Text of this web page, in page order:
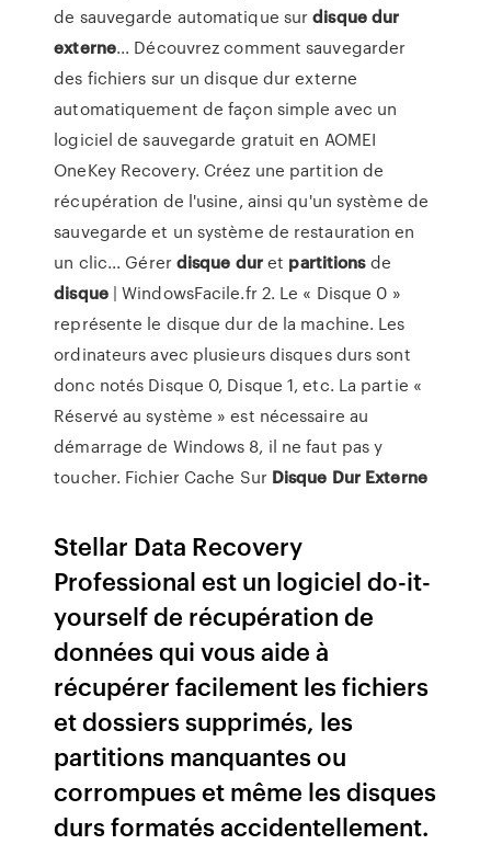
de sauvegarde automatique surdisquedur
externe... Découvrez comment sauvegarder
des fichiers sur un disque dur externe
automatiquement de façon simple avec un
logiciel de sauvegarde gratuit en AOMEI
OneKey Recovery. Créez une partition de
récupération de l'usine, ainsi qu'un système de
sauvegarde et un système de restauration en
un clic... Gérerdisque duret partitionsde
disque| WindowsFacile.fr 2. Le « Disque 0 »
représente le disque dur de la machine. Les
ordinateurs avec plusieurs disques durs sont
donc notés Disque 0, Disque 1, etc. La partie «
Réservé au système » est nécessaire au
démarrage de Windows 8, il ne faut pas y
toucher. Fichier Cache Sur Disque Dur Externe
Stellar Data Recovery
Professional est un logiciel do-it-
yourself de récupération de
données qui vous aide à
récupérer facilement les fichiers
et dossiers supprimés, les
partitions manquantes ou
corrompues et même les disques
durs formatés accidentellement.